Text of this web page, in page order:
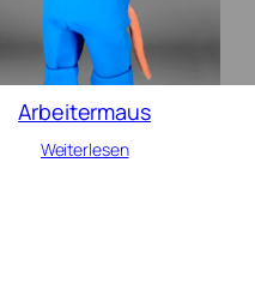
Arbeitermaus
Weiterlesen